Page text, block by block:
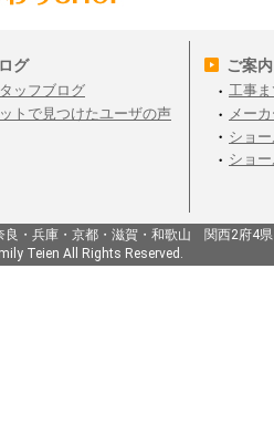
グ
ッフブログ
トで見つけたユーザの声
ご案内
工事
メー
ショ
ショ
・兵庫・京都・滋賀・和歌山 関西2府4県
Teien All Rights Reserved.